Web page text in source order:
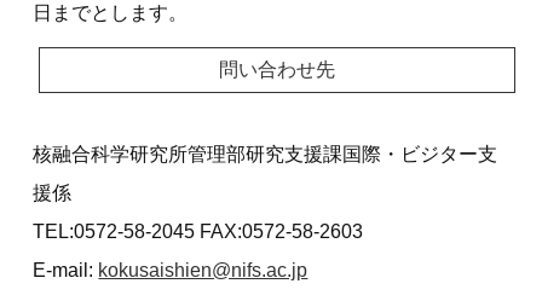
日までとします。
問い合わせ先
核融合科学研究所管理部研究支援課国際・ビジター支
援係
TEL:0572-58-2045 FAX:0572-58-2603
E-mail: kokusaishien@nifs.ac.jp